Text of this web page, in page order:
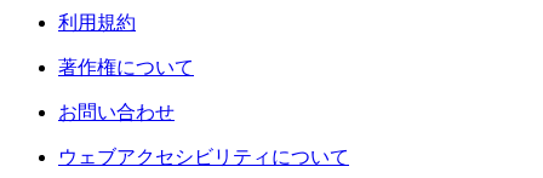
利用規約
著作権について
お問い合わせ
ウェブアクセシビリティについて